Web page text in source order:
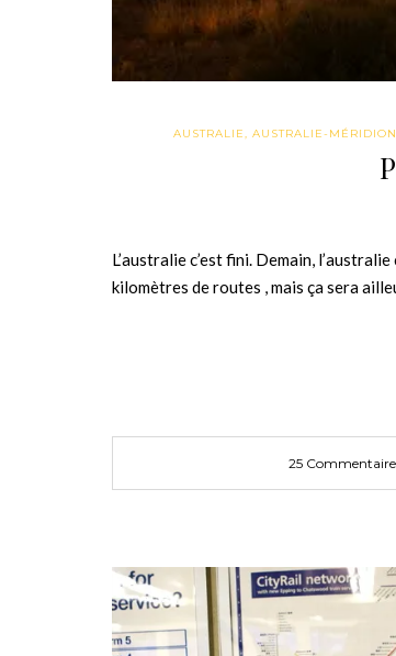
AUSTRALIE, AUSTRALIE-
L’australie c’est fini. Demain,
kilomètres de routes , mais ça sera
25